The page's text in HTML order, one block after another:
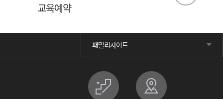
교육예약
패밀리사이트